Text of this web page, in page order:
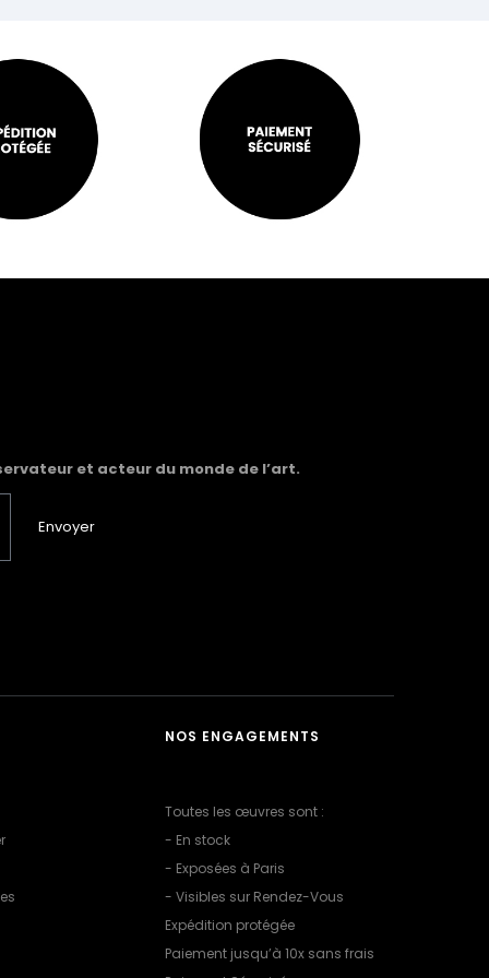
et acteur du monde de l’art.
Envoyer
NOS ENGAGEMENTS
Toutes les œuvres sont :
- En stock
- Exposées à Paris
- Visibles sur Rendez-Vous
Expédition protégée
Paiement jusqu’à 10x sans frais